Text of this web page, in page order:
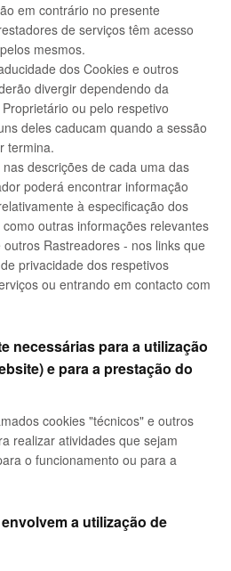
em contrário no presente
de serviços têm acesso
mesmos.
dos Cookies e outros
divergir dependendo da
ou pelo respetivo
deles caducam quando a sessão
termina.
descrições de cada uma das
poderá encontrar informação
à especificação dos
outras informações relevantes
Rastreadores - nos links que
privacidade dos respetivos
ou entrando em contacto com
necessárias para a utilização
e para a prestação do
cookies "técnicos" e outros
realizar atividades que sejam
o funcionamento ou para a
a utilização de